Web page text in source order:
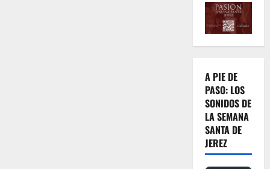
A PIE DE
PASO: LOS
SONIDOS DE
LA SEMANA
SANTA DE
JEREZ